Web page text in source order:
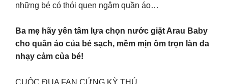
những bé có thói quen ngậm quần áo…
Ba mẹ hãy yên tâm lựa chọn nước giặt Arau Baby
cho quần áo của bé sạch, mềm mịn ôm trọn làn da
nhạy cảm của bé!
CUỘC ĐUA FAN CỨNG KỲ THÚ